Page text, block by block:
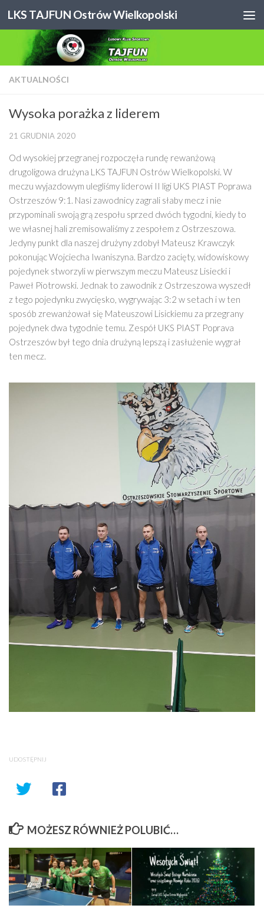
Skip to content
LKS TAJFUN Ostrów Wielkopolski
AKTUALNOŚCI
Wysoka porażka z liderem
21 GRUDNIA 2020
Od wysokiej przegranej rozpoczęła rundę rewanżową
drugoligowa drużyna LKS TAJFUN Ostrów Wielkopolski. W
meczu wyjazdowym ulegliśmy liderowi II ligi UKS PIAST Poprawa
Ostrzeszów 9:1. Nasi zawodnicy zagrali słaby mecz i nie
przypominali swoją grą zespołu sprzed dwóch tygodni, kiedy to
we własnej hali zremisowaliśmy z zespołem z Ostrzeszowa.
Jedyny punkt dla naszej drużyny zdobył Mateusz Krawczyk
pokonując Wojciecha Iwaniszyna. Bardzo zacięty, widowiskowy
pojedynek stworzyli w pierwszym meczu Mateusz Lisiecki i
Paweł Piotrowski. Jednak to zawodnik z Ostrzeszowa wyszedł
z tego pojedynku zwycięsko, wygrywając 3:2 w setach i w ten
sposób zrewanżował się Mateuszowi Lisickiemu za przegrany
pojedynek dwa tygodnie temu. Zespół UKS PIAST Poprava
Ostrzeszów był tego dnia drużyną lepszą i zasłużenie wygrał
ten mecz.
UDOSTĘPNIJ
MOŻESZ RÓWNIEŻ POLUBIĆ…